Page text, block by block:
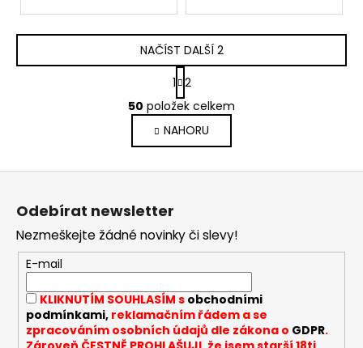
O
v
l
á
d
p
r
v
k
y
v
NAČÍST DALŠÍ 2
S
t
r
á
n
k
o
í
1 2
50 položek celkem
NAHORU
Odebírat newsletter
Nezmeškejte žádné novinky či slevy!
E-mail
KLIKNUTÍM SOUHLASÍM s obchodními
podmínkami,reklamačním řádem a se
zpracováním osobních údajů dle zákona o GDPR.